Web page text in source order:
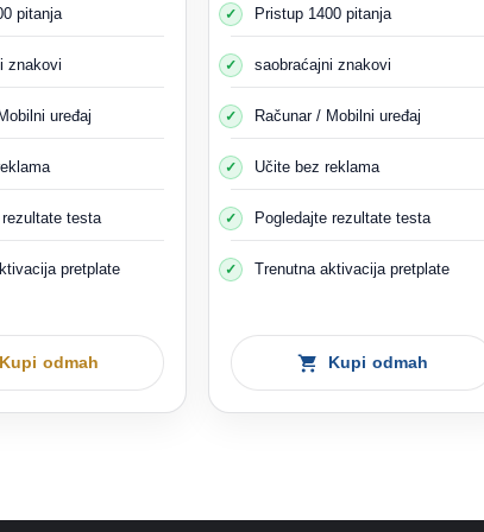
od jednog izvora informacija, može izgubiti fokus i postati
na odgovarajući način i iz odgovarajućeg i
ćete bolje poznavati i razumjeti zakone i vaše misli neće biti
i najsitnije detalje i shvatite zašto su ovi zakoni
vozačem i omogućava vam da brzo reagujete u
66- Tenzija i psihološki stres
pitanja
znakovi
uređaj
testa
pretplate
Kupi odmah
Pristup 1400 pitanja
saobraćajni znakovi
Računar / Mobilni uređaj
Učite bez reklama
Pogledajte rezultate testa
Trenutna aktivacija pretplate
Kupi odmah